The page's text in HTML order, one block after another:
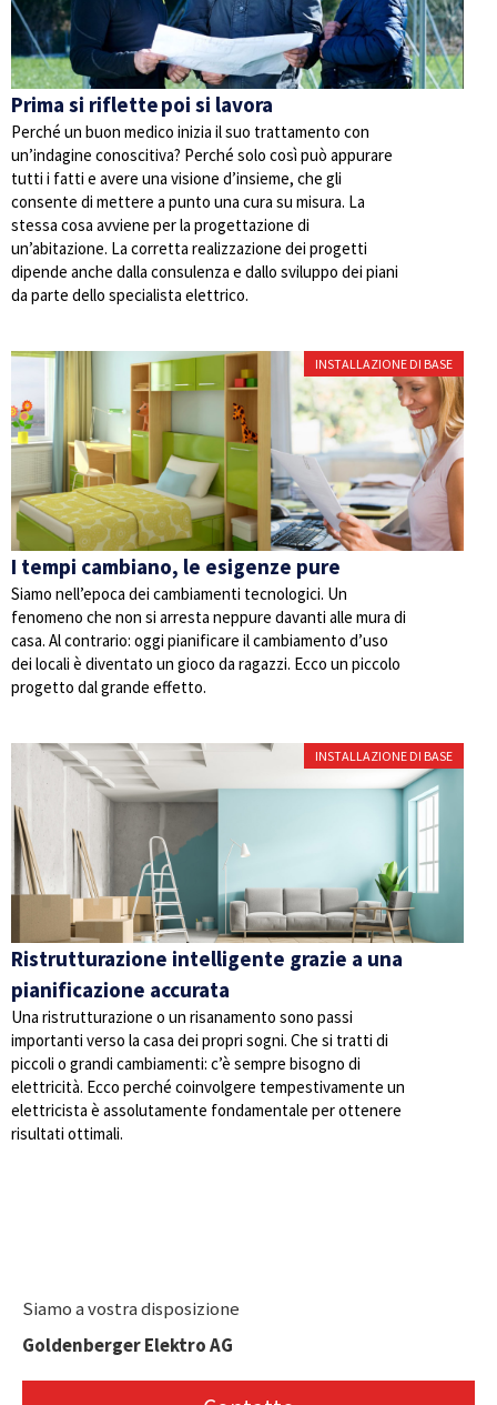
Prima si riflette poi si lavora
Perché un buon medico inizia il suo trattamento con
un’indagine conoscitiva? Perché solo così può appurare
tutti i fatti e avere una visione d’insieme, che gli
consente di mettere a punto una cura su misura. La
stessa cosa avviene per la progettazione di
un’abitazione. La corretta realizzazione dei progetti
dipende anche dalla consulenza e dallo sviluppo dei piani
da parte dello specialista elettrico.
INSTALLAZIONE DI BASE
I tempi cambiano, le esigenze pure
Siamo nell’epoca dei cambiamenti tecnologici. Un
fenomeno che non si arresta neppure davanti alle mura di
casa. Al contrario: oggi pianificare il cambiamento d’uso
dei locali è diventato un gioco da ragazzi. Ecco un piccolo
progetto dal grande effetto.
INSTALLAZIONE DI BASE
Ristrutturazione intelligente grazie a una
pianificazione accurata
Una ristrutturazione o un risanamento sono passi
importanti verso la casa dei propri sogni. Che si tratti di
piccoli o grandi cambiamenti: c’è sempre bisogno di
elettricità. Ecco perché coinvolgere tempestivamente un
elettricista è assolutamente fondamentale per ottenere
risultati ottimali.
Siamo a vostra disposizione
Goldenberger Elektro AG